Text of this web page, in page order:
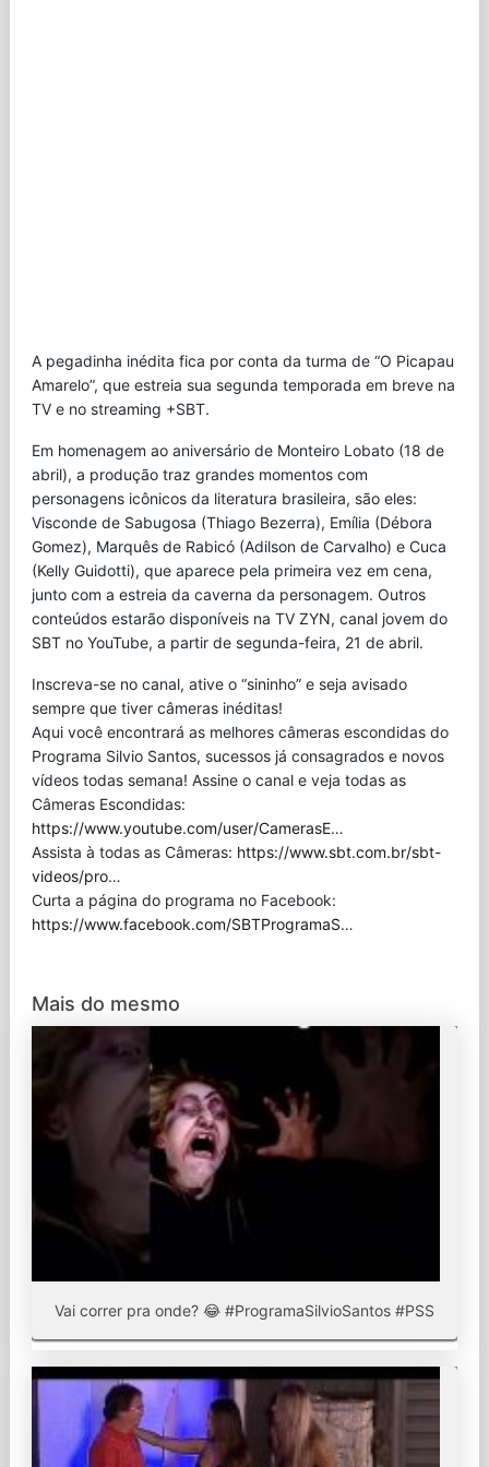
A pegadinha inédita fica por conta da turma de “O Picapau
Amarelo”, que estreia sua segunda temporada em breve na
TV e no streaming +SBT.
Em homenagem ao aniversário de Monteiro Lobato (18 de
abril), a produção traz grandes momentos com
personagens icônicos da literatura brasileira, são eles:
Visconde de Sabugosa (Thiago Bezerra), Emília (Débora
Gomez), Marquês de Rabicó (Adilson de Carvalho) e Cuca
(Kelly Guidotti), que aparece pela primeira vez em cena,
junto com a estreia da caverna da personagem. Outros
conteúdos estarão disponíveis na TV ZYN, canal jovem do
SBT no YouTube, a partir de segunda-feira, 21 de abril.
Inscreva-se no canal, ative o “sininho” e seja avisado
sempre que tiver câmeras inéditas!
Aqui você encontrará as melhores câmeras escondidas do
Programa Silvio Santos, sucessos já consagrados e novos
vídeos todas semana! Assine o canal e veja todas as
Câmeras Escondidas:
https://www.youtube.com/user/CamerasE…
Assista à todas as Câmeras: https://www.sbt.com.br/sbt-
videos/pro…
Curta a página do programa no Facebook:
https://www.facebook.com/SBTProgramaS…
Mais do mesmo
Vai correr pra onde? 😂 #ProgramaSilvioSantos #PSS